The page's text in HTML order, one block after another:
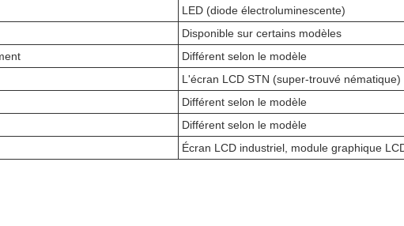
LED (diode électroluminescente)
Disponible sur certains modèles
Différent selon le modèle
L'écran LCD STN (super-trouvé nématique)
Différent selon le modèle
Différent selon le modèle
Écran LCD industriel, module graphique